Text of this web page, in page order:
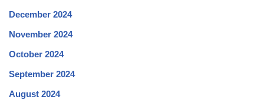
December 2024
November 2024
October 2024
September 2024
August 2024